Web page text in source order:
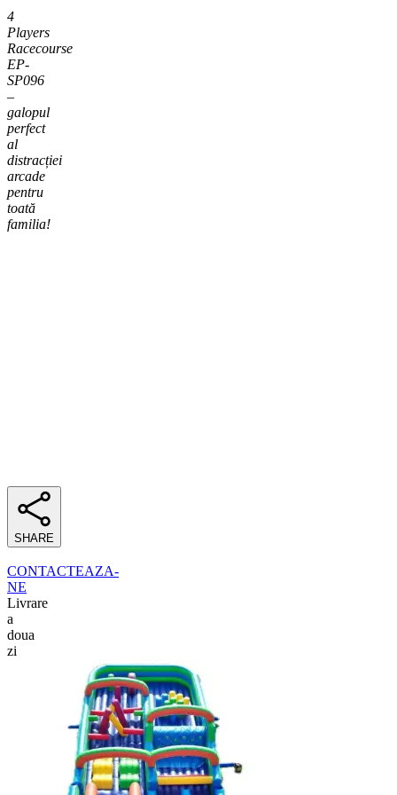
4
Players
Racecourse
EP-
SP096
–
galopul
perfect
al
distracției
arcade
pentru
toată
familia!
SHARE
CONTACTEAZA-
NE
Livrare
a
doua
zi